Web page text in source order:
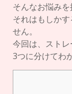
そんなお悩みを
それはもしか
せん。
今回は、ストレ
3つに分けてわ